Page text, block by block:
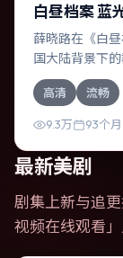
白昼档案 蓝
薛晓路在《白
国大陆背景下
部科幻作品，
局；视听语言统
高清 流畅
9.3万 93个
最新美剧
剧集上新与追
视频在线观看